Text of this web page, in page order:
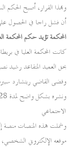
وبهذا القرار، أصبح الحكم
أن فشل راجا في الحصول
المحكمة تؤيد حكم المحكمة
كانت المحكمة العليا في
بحق العميد المتقاعد رشيد
وقضى القاضي ريتشارد
الاجتماعي
وشملت هذه المنصات منصة
موقعه الإلكتروني